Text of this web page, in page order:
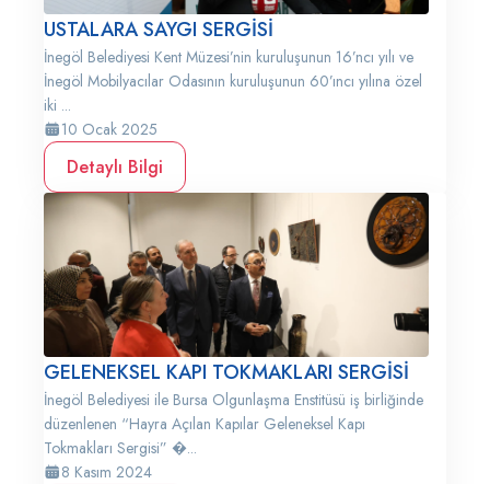
USTALARA SAYGI SERGİSİ
İnegöl Belediyesi Kent Müzesi’nin kuruluşunun 16’ncı yılı ve
İnegöl Mobilyacılar Odasının kuruluşunun 60’ıncı yılına özel
iki ...
10 Ocak 2025
Detaylı Bilgi
GELENEKSEL KAPI TOKMAKLARI SERGİSİ
İnegöl Belediyesi ile Bursa Olgunlaşma Enstitüsü iş birliğinde
düzenlenen “Hayra Açılan Kapılar Geleneksel Kapı
Tokmakları Sergisi” �...
8 Kasım 2024